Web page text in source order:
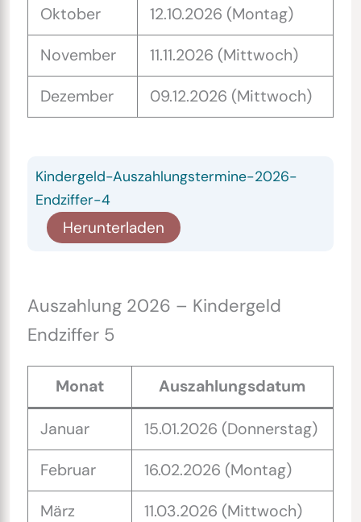
Oktober 12.10.2026 (Montag)
November 11.11.2026 (Mittwoch)
Dezember 09.12.2026 (Mittwoch)
Kindergeld-Auszahlungstermine-2026-
Endziffer-4
Herunterladen
Auszahlung 2026 – Kindergeld
Endziffer 5
Monat Auszahlungsdatum
Januar 15.01.2026 (Donnerstag)
Februar 16.02.2026 (Montag)
März 11.03.2026 (Mittwoch)